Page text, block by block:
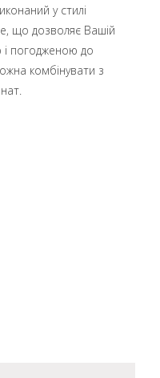
у стилі
що дозволяє Вашій
і погодженою до
комбінувати з